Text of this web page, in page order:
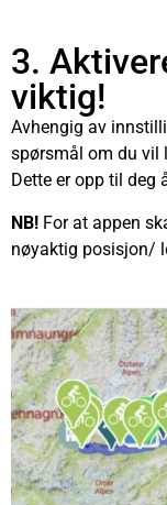
3.
viktig!
Avhengig av
spørsmål om du vil
Dette er opp til deg
NB! For at appen
nøyaktig posisjon/